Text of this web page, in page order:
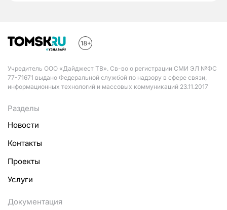
Учредитель ООО «Дайджест ТВ». Св-во о регистрации СМИ ЭЛ №ФС
77-71671 выдано Федеральной службой по надзору в сфере связи,
информационных технологий и массовых коммуникаций 23.11.2017
Разделы
Новости
Контакты
Проекты
Услуги
Документация